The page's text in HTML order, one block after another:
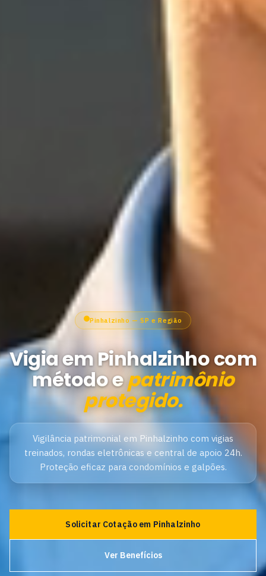
Pinhalzinho — SP e Região
Vigia em Pinhalzinho com
método epatrimônio
protegido.
Vigilância patrimonial em Pinhalzinho com vigias
treinados, rondas eletrônicas e central de apoio 24h.
Proteção eficaz para condomínios e galpões.
Solicitar Cotação em Pinhalzinho
Ver Benefícios